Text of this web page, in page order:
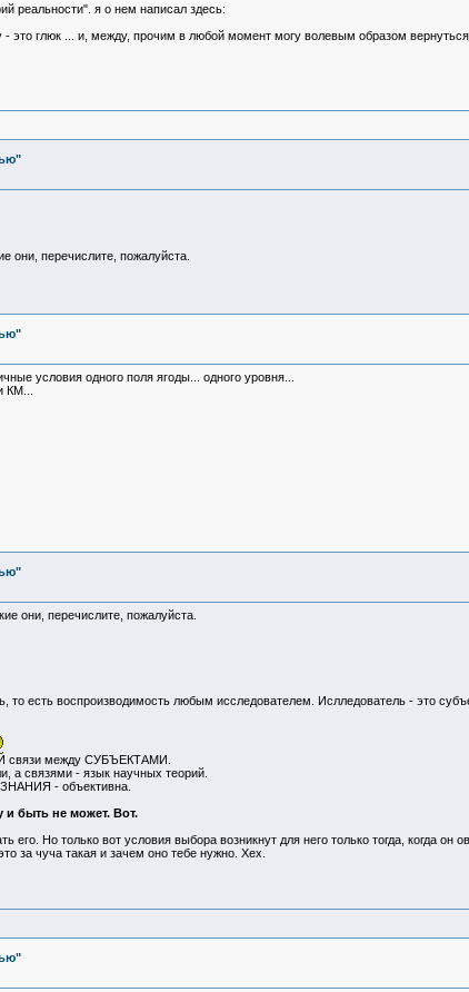
реальности". я о нем написал здесь:
это глюк ... и, между, прочим в любой момент могу волевым образом
они, перечислите, пожалуйста.
условия одного поля ягоды... одного уровня...
КМ...
они, перечислите, пожалуйста.
то есть воспроизводимость любым исследователем. Ислледователь - это
связи между СУБЪЕКТАМИ.
а связями - язык научных теорий.
- объективна.
быть не может. Вот.
Но только вот условия выбора возникнут для него только тогда, когда он
за чуча такая и зачем оно тебе нужно. Хех.